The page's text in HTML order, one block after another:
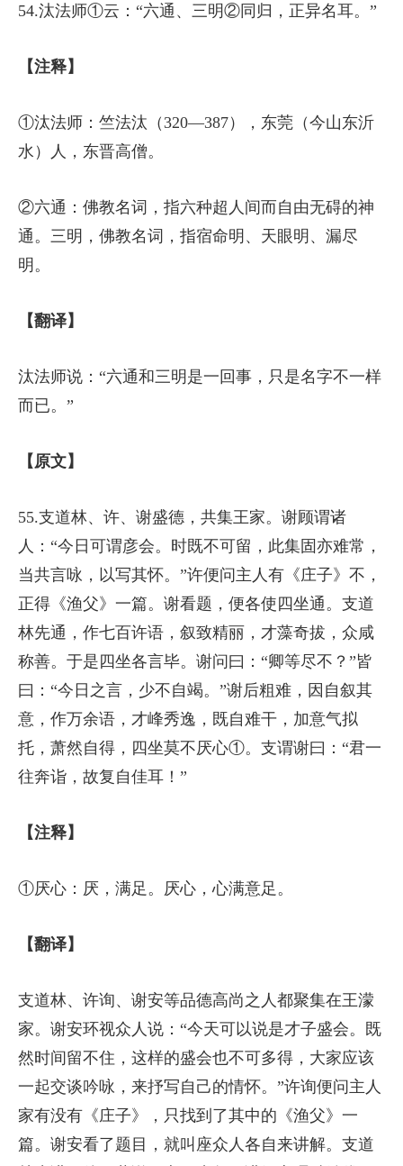
54.汰法师①云：“六通、三明②同归，正异名耳。”
【注释】
①汰法师：竺法汰（320—387），东莞（今山东沂
水）人，东晋高僧。
②六通：佛教名词，指六种超人间而自由无碍的神
通。三明，佛教名词，指宿命明、天眼明、漏尽
明。
【翻译】
汰法师说：“六通和三明是一回事，只是名字不一样
而已。”
【原文】
55.支道林、许、谢盛德，共集王家。谢顾谓诸
人：“今日可谓彦会。时既不可留，此集固亦难常，
当共言咏，以写其怀。”许便问主人有《庄子》不，
正得《渔父》一篇。谢看题，便各使四坐通。支道
林先通，作七百许语，叙致精丽，才藻奇拔，众咸
称善。于是四坐各言毕。谢问曰：“卿等尽不？”皆
曰：“今日之言，少不自竭。”谢后粗难，因自叙其
意，作万余语，才峰秀逸，既自难干，加意气拟
托，萧然自得，四坐莫不厌心①。支谓谢曰：“君一
往奔诣，故复自佳耳！”
【注释】
①厌心：厌，满足。厌心，心满意足。
【翻译】
支道林、许询、谢安等品德高尚之人都聚集在王濛
家。谢安环视众人说：“今天可以说是才子盛会。既
然时间留不住，这样的盛会也不可多得，大家应该
一起交谈吟咏，来抒写自己的情怀。”许询便问主人
家有没有《庄子》，只找到了其中的《渔父》一
篇。谢安看了题目，就叫座众人各自来讲解。支道